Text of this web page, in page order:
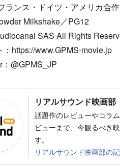
ランス・ドイツ・アメリカ合
Milkshake／PG12
SAS All Rights
：https://www.GPMS-movie.jp
：@GPMS_JP
リアルサウンド映画部
話題作のレビューやコラ
ビューまで、今観るべき
す。
リアルサウンド映画部の